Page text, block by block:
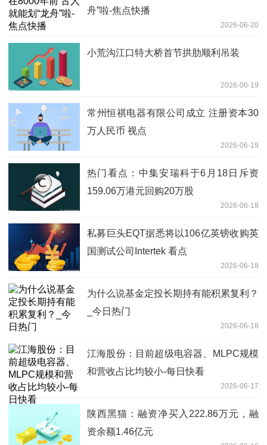
舟”啦-焦点快播
2026-06-20
小荒沟江口特大桥首节拱肋顺利吊装
2026-06-19
常州恒祺电器有限公司成立 注册资本30
万人民币 视点
2026-06-19
热门看点：中集安瑞科于6月18日斥资
159.06万港元回购20万股
2026-06-18
私募巨头EQT据悉将以106亿英镑收购英
国测试公司Intertek 看点
2026-06-18
为什么说基金定投长期持有能积累复利？
_今日热门
2026-06-18
江海股份：目前超级电容器、MLPC规模
和营收占比均较小-每日快看
2026-06-17
陕西黑猫：融资净买入222.86万元，融
资余额1.46亿元